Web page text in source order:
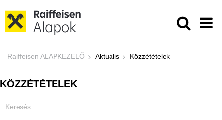
Közzétételek - Raiffeisen
Raiffeisen ALAPKEZELŐ Aktuális Közzétételek
KÖZZÉTÉTELEK